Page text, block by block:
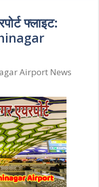
फ्लाइट:
Airport News